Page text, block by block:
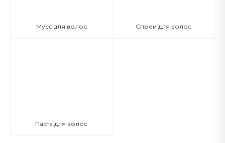
Мусс для волос Спреи для волос
Паста для волос